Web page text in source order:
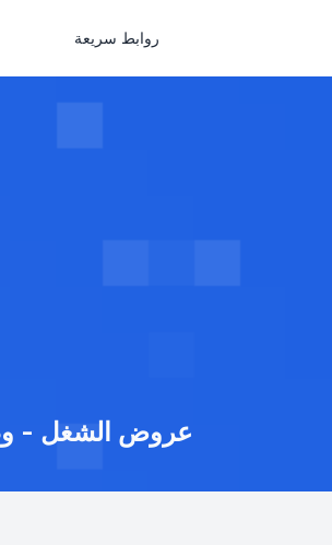
روابط سريعة
عروض الشغل -